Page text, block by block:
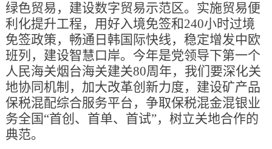
绿色贸易，建设数字贸易示范区。实施贸易便
利化提升工程，用好入境免签和240小时过境
免签政策，畅通日韩国际快线，稳定增发中欧
班列，建设智慧口岸。今年是党领导下第一个
人民海关烟台海关建关80周年，我们要深化关
地协同机制，加大改革创新力度，建设矿产品
保税混配综合服务平台，争取保税混金混银业
务全国“首创、首单、首试”，树立关地合作的
典范。